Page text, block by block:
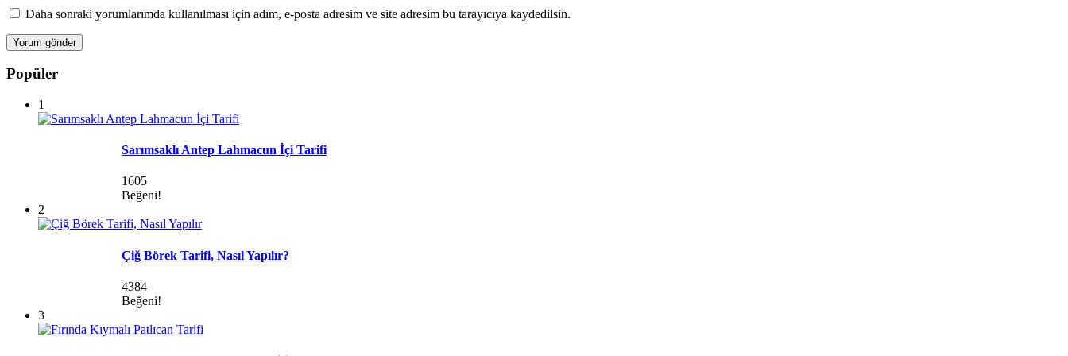
Daha sonraki yorumlarımda kullanılması için adım, e-posta adresim ve site adresim bu tarayıcıya kaydedilsin.
Popüler
1
Sarımsaklı Antep Lahmacun İçi Tarifi
1605
Beğeni!
2
Çiğ Börek Tarifi, Nasıl Yapılır?
4384
Beğeni!
3